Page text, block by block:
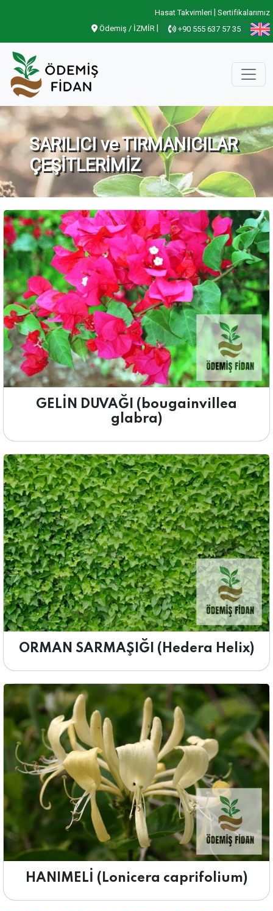
Hasat Takvimleri Sertifikalarımız
Ödemiş / İZMİR
+90 555 637 57 35
SARILICI ve TIRMANICILAR
ÇEŞİTLERİMİZ
GELİN DUVAĞI (bougainvillea
glabra)
ORMAN SARMAŞIĞI (Hedera Helix)
HANIMELİ (Lonicera caprifolium)